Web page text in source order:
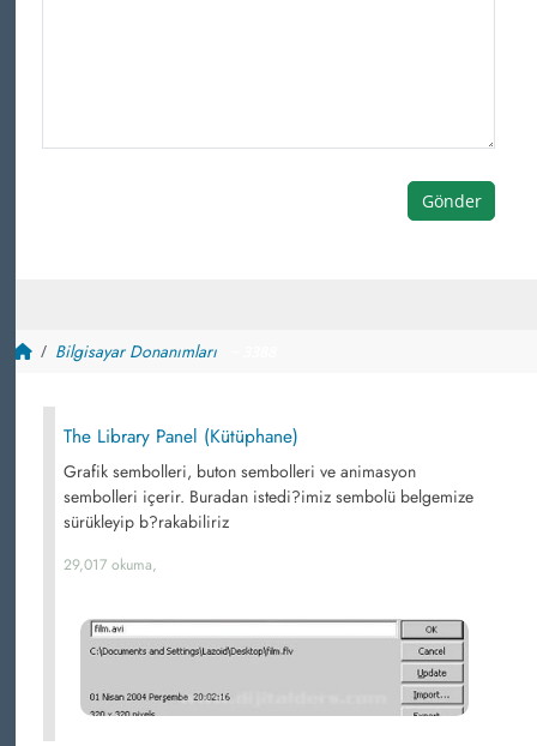
Gönder
Bilgisayar Donanımları
The Library Panel (Kütüphane)
Grafik sembolleri, buton sembolleri ve animasyon
sembolleri içerir. Buradan istedi?imiz sembolü belgemize
sürükleyip b?rakabiliriz
29,017 okuma,